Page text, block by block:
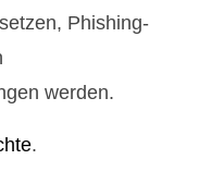
Phishing-
werden.
.